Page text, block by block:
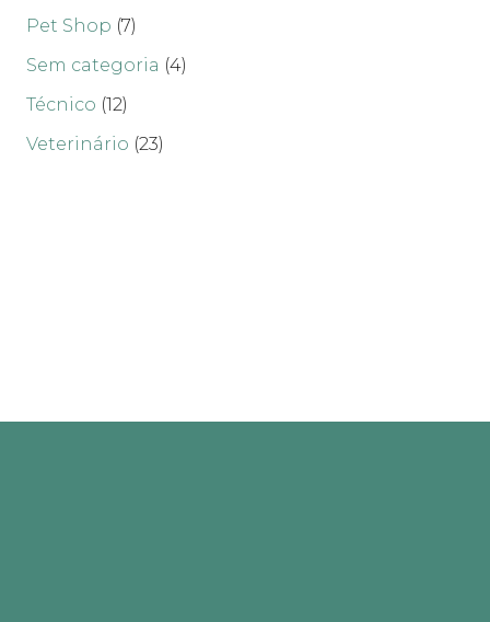
Pet Shop (7)
Sem categoria (4)
Técnico (12)
Veterinário (23)